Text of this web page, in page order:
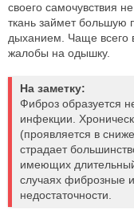
своего самочувствия
ткань займет большую
дыханием. Чаще всего
жалобы на одышку.
На заметку:
Фиброз образуется
инфекции.
(проявляется в
страдает
имеющих
случаях фиброзные
недостаточности.